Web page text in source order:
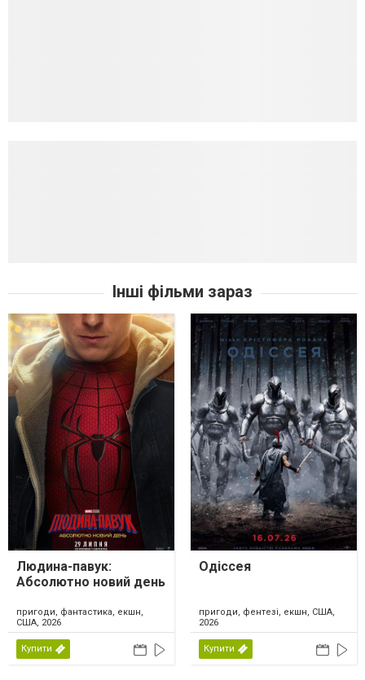
Інші фільми зараз
Людина-павук:
Абсолютно новий день
пригоди, фантастика, екшн,
США, 2026
Купити
Одіссея
пригоди, фентезі, екшн, США,
2026
Купити